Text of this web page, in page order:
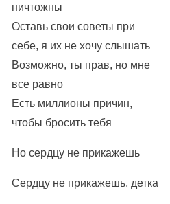
ничтожны
Оставь свои советы при
себе, я их не хочу слышать
Возможно, ты прав, но мне
все равно
Есть миллионы причин,
чтобы бросить тебя
Но сердцу не прикажешь
Сердцу не прикажешь, детка